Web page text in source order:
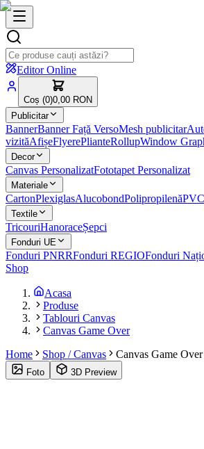
Editor Online
Coș (0)0,00 RON
Publicitar
BannerBanner Față VersoMesh publicitar
vizităAfișeFlyerePlianteRollupWindow
Decor
Canvas PersonalizatFototapet Personalizat
Materiale
CartonPlexiglasAlucobondPolipropilenă
Textile
TricouriHanoraceȘepci
Fonduri UE
Fonduri PNRRFonduri REGIOFonduri
Shop
Acasa
Produse
Tablouri Canvas
Canvas Game Over
Home
Shop / Canvas Canvas Game Over
Foto 3D Preview